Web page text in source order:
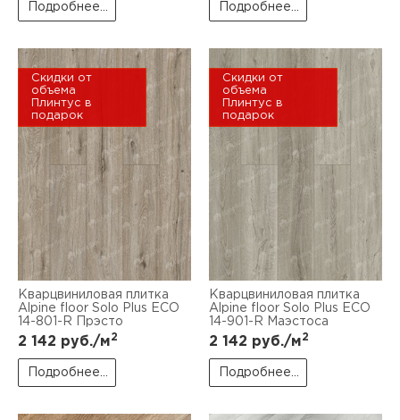
Подробнее... Подробнее...
Скидки от
объема
Плинтус в
подарок
Кварцвиниловая плитка
Alpine floor Solo Plus ЕСО
14-801-R Прэсто
2 142 руб./м2
Подробнее...
Скидки от
объема
Плинтус в
подарок
Кварцвиниловая плитка
Alpine floor Solo Plus ЕСО
14-901-R Маэстоса
2 142 руб./м2
Подробнее...